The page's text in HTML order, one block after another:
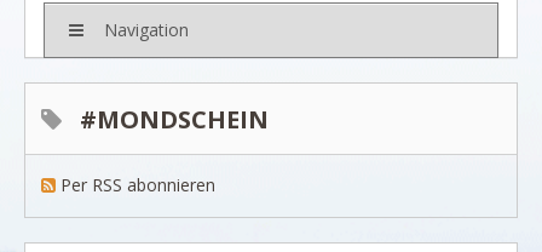
Gervasoni
Dash & Albert
Ilse Jacobsen
Artwood
PROJEKTE
Navigation
#MONDSCHEIN
Per RSS abonnieren